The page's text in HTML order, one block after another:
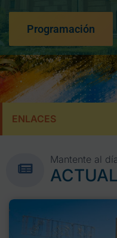
Programación
ENLACES
Mantente al